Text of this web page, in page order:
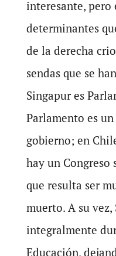
interesante, pero
determinantes
de la derecha
sendas que se
Singapur es
Parlamento es
gobierno; en
hay un
que resulta ser
muerto. A su
integralmente
Educación,